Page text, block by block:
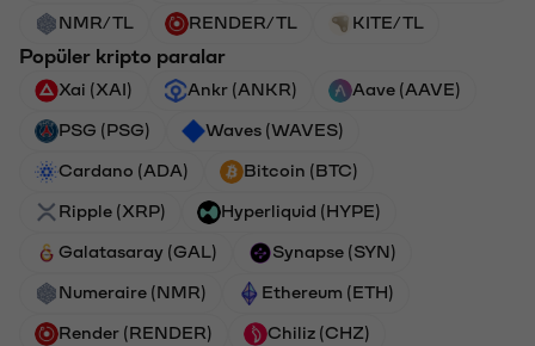
NMR/TL RENDER/TL KITE/TL
Popüler kripto paralar
Xai (XAI) Ankr (ANKR) Aave (AAVE)
PSG (PSG) Waves (WAVES)
Cardano (ADA) Bitcoin (BTC)
Ripple (XRP) Hyperliquid (HYPE)
Galatasaray (GAL) Synapse (SYN)
Numeraire (NMR) Ethereum (ETH)
Render (RENDER) Chiliz (CHZ)